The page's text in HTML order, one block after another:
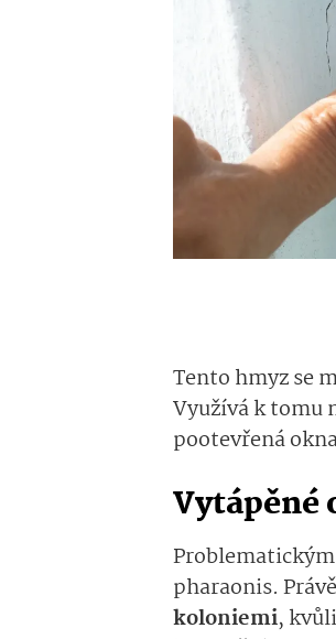
Tento hmyz se
Využívá k tomu
pootevřená
Vytápěné
pharaonis.
koloniemi,